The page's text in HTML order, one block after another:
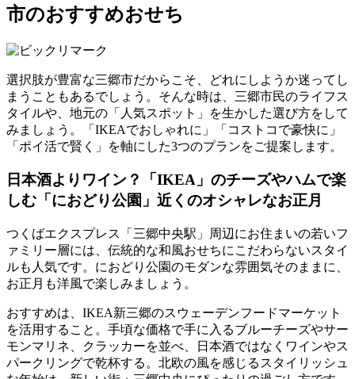
市のおすすめおせち
選択肢が豊富な三郷市だからこそ、どれにしようか迷ってし
まうこともあるでしょう。そんな時は、三郷市民のライフス
タイルや、地元の「人気スポット」を生かした選び方をして
みましょう。
「IKEAでおしゃれに」「コストコで豪快に」
「ポイ活で賢く」を軸にした3つのプランをご提案します。
日本酒よりワイン？「IKEA」のチーズやハムで楽
しむ「におどり公園」近くのオシャレなお正月
つくばエクスプレス「三郷中央駅」周辺にお住まいの若いフ
ァミリー層には、伝統的な和風おせちにこだわらないスタイ
ルも人気です。におどり公園のモダンな雰囲気そのままに、
お正月も洋風で楽しみましょう。
おすすめは、IKEA新三郷のスウェーデンフードマーケット
を活用すること。手頃な価格で手に入るブルーチーズやサー
モンマリネ、クラッカーを並べ、日本酒ではなくワインやス
パークリングで乾杯する。北欧の風を感じるスタイリッシュ